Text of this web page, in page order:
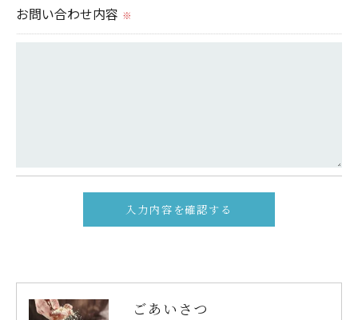
当社では、お客様の個人情報の開示･訂正･削除・利
す。
個人情報の開示･訂正･削除・利用停止の具体的手続
お問い合わせ内容 ※
ごあいさつ